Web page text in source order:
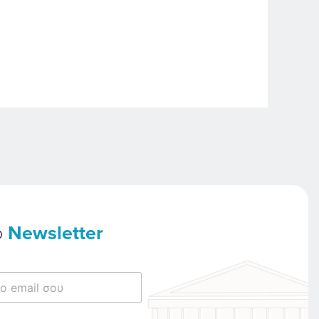
Newsletter